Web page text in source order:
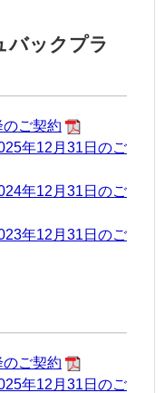
バックプラ
ご契約
年12月31日のご
年12月31日のご
年12月31日のご
ご契約
年12月31日のご